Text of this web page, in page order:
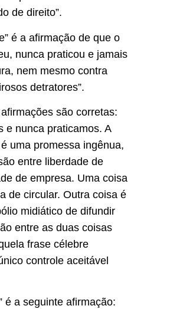
de direito”.
é a afirmação de que o
nunca praticou e jamais
nem mesmo contra
detratores”.
são corretas:
e nunca praticamos. A
uma promessa ingênua,
entre liberdade de
de empresa. Uma coisa
de circular. Outra coisa é
midiático de difundir
entre as duas coisas
frase célebre
controle aceitável
é a seguinte afirmação: